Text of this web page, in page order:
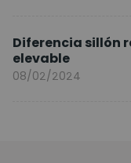
Diferencia sillón
elevable
08/02/2024